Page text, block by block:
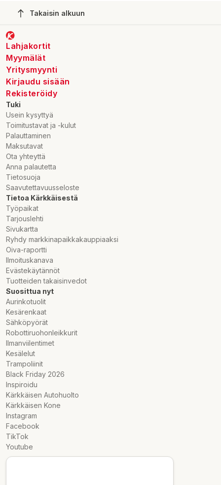
Takaisin alkuun
Lahjakortit
Myymälät
Yritysmyynti
Kirjaudu sisään
Rekisteröidy
Tuki
Usein kysyttyä
Toimitustavat ja -kulut
Palauttaminen
Maksutavat
Ota yhteyttä
Anna palautetta
Tietosuoja
Saavutettavuusseloste
Tietoa Kärkkäisestä
Työpaikat
Tarjouslehti
Sivukartta
Ryhdy markkinapaikkakauppiaaksi
Oiva-raportti
Ilmoituskanava
Evästekäytännöt
Tuotteiden takaisinvedot
Suosittua nyt
Aurinkotuolit
Kesärenkaat
Sähköpyörät
Robottiruohonleikkurit
Ilmanviilentimet
Kesälelut
Trampoliinit
Black Friday 2026
Inspiroidu
Kärkkäisen Autohuolto
Kärkkäisen Kone
Instagram
Facebook
TikTok
Youtube